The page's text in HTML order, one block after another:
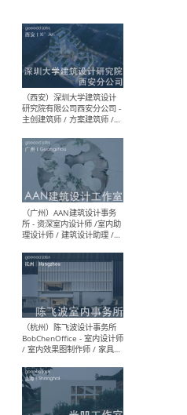
（上海）或者设计 OR
Design - 室内主案设计师 /
室内设计师 / 施工图深化设
计师 / 室内设计助理 / 新媒
体运营
（南京/淮安）江苏美城建筑
规划设计院有限公司 - 建筑方
案设计师 / 商务经理 / 暖通
设计师 / 造价工程师
（大理）之间建筑
ArCONNECT – 项目建筑师 /
建筑师 / 助理建筑师 / 室内
设计师 / 实习生